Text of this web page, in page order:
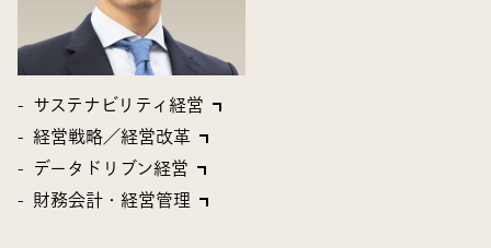
サステナビリティ経営
経営戦略／経営改革
データドリブン経営
財務会計・経営管理